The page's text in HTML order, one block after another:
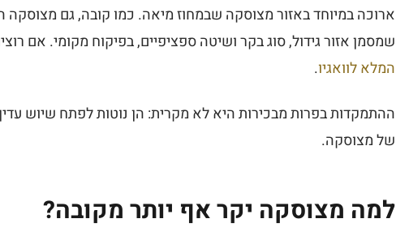
ארוכה במיוחד באזור מצוסקה שבמחוז מיאה. כמו קובה, גם מצוסקה
שמסמן אזור גידול, סוג בקר ושיטה ספציפיים, בפיקוח מקומי. אם
המלא לוואגיו.
ההתמקדות בפרות מבכירות היא לא מקרית: הן נוטות לפתח שיוש
של מצוסקה.
למה מצוסקה יקר אף יותר מקובה?